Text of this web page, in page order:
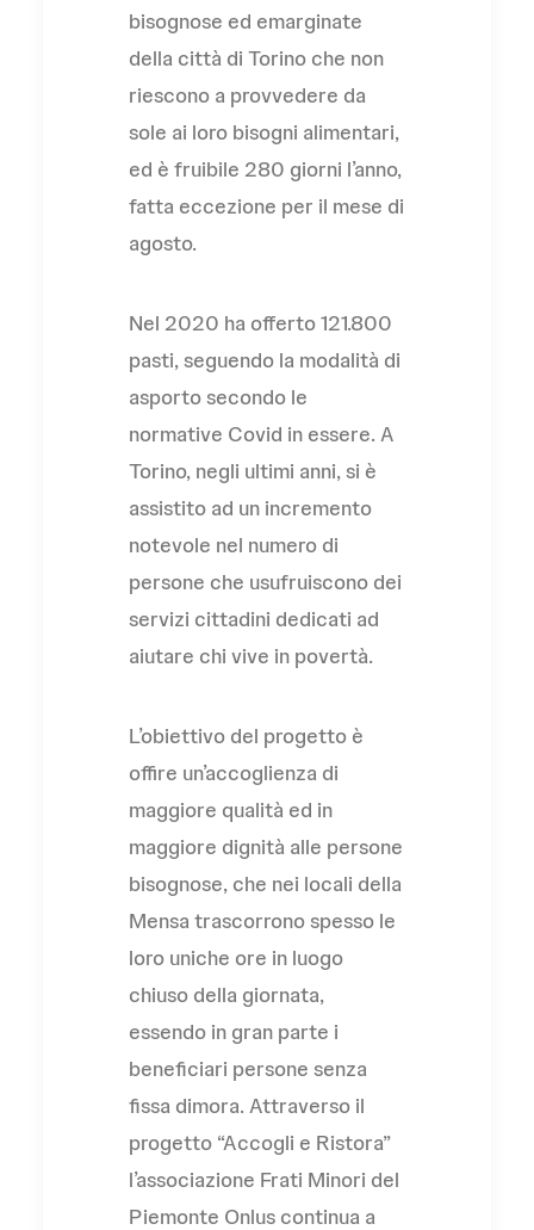
bisognose ed emarginate
della città di Torino che non
riescono a provvedere da
sole ai loro bisogni alimentari,
ed è fruibile 280 giorni l’anno,
fatta eccezione per il mese di
agosto.
Nel 2020 ha offerto 121.800
pasti, seguendo la modalità di
asporto secondo le
normative Covid in essere. A
Torino, negli ultimi anni, si è
assistito ad un incremento
notevole nel numero di
persone che usufruiscono dei
servizi cittadini dedicati ad
aiutare chi vive in povertà.
L’obiettivo del progetto è
offire un’accoglienza di
maggiore qualità ed in
maggiore dignità alle persone
bisognose, che nei locali della
Mensa trascorrono spesso le
loro uniche ore in luogo
chiuso della giornata,
essendo in gran parte i
beneficiari persone senza
fissa dimora. Attraverso il
progetto “Accogli e Ristora”
l’associazione Frati Minori del
Piemonte Onlus continua a